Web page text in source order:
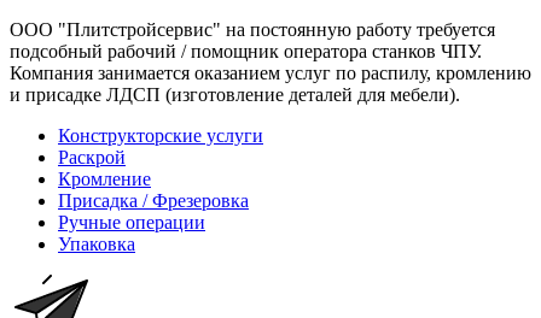
ООО "Плитстройсервис" на постоянную работу требуется
подсобный рабочий / помощник оператора станков ЧПУ.
Компания занимается оказанием услуг по распилу, кромлению
и присадке ЛДСП (изготовление деталей для мебели).
Конструкторские услуги
Раскрой
Кромление
Присадка / Фрезеровка
Ручные операции
Упаковка